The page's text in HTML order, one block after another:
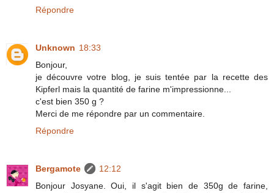
Répondre
Unknown 18:33
Bonjour,
je découvre votre blog, je suis tentée par la recette des
Kipferl mais la quantité de farine m'impressionne...
c'est bien 350 g ?
Merci de me répondre par un commentaire.
Répondre
Bergamote
12:12
Bonjour Josyane. Oui, il s'agit bien de 350g de farine,